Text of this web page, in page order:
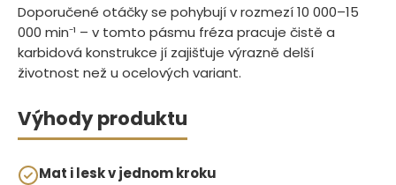
Doporučené otáčky se pohybují v rozmezí 10 000–15
000 min⁻¹ – v tomto pásmu fréza pracuje čistě a
karbidová konstrukce jí zajišťuje výrazně delší
životnost než u ocelových variant.
Výhody produktu
Mat i lesk v jednom kroku